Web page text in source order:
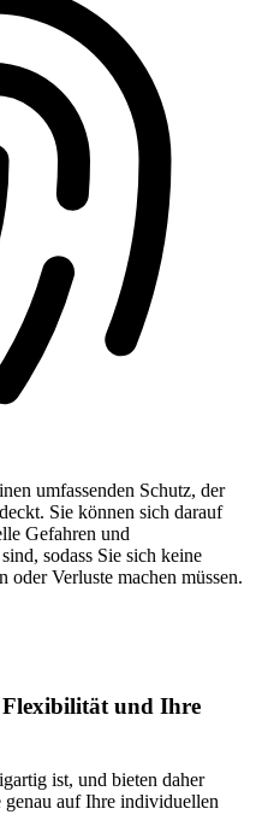
umfassenden Schutz, der
Sie können sich darauf
Gefahren und
sodass Sie sich keine
oder Verluste machen müssen.
und Ihre
ist, und bieten daher
genau auf Ihre individuellen